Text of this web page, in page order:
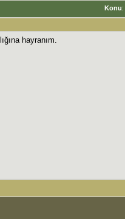
Konu:
hayranım.